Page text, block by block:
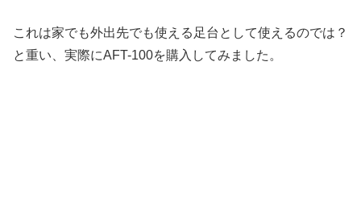
これは家でも外出先でも使える足台として使えるのでは？
と重い、実際にAFT-100を購入してみました。